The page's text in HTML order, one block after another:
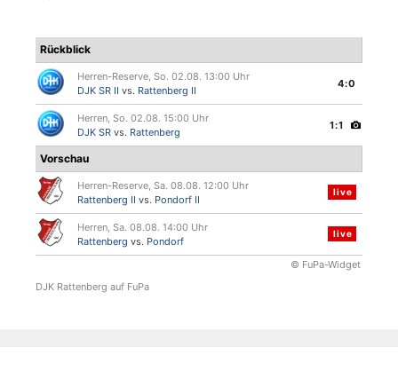
Rückblick
Herren-Reserve, So. 02.08. 13:00 Uhr
DJK SR II vs. Rattenberg II
4:0
Herren, So. 02.08. 15:00 Uhr
DJK SR vs. Rattenberg
1:1
Vorschau
Herren-Reserve, Sa. 08.08. 12:00 Uhr
Rattenberg II vs. Pondorf II
live
Herren, Sa. 08.08. 14:00 Uhr
Rattenberg vs. Pondorf
live
© FuPa-Widget
DJK Rattenberg auf FuPa